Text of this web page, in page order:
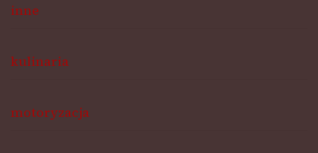
inne
kulinaria
motoryzacja